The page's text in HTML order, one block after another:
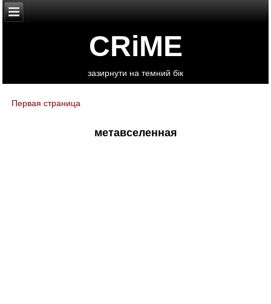
CRiME
зазирнути на темний бік
You are here
Первая страница
метавселенная